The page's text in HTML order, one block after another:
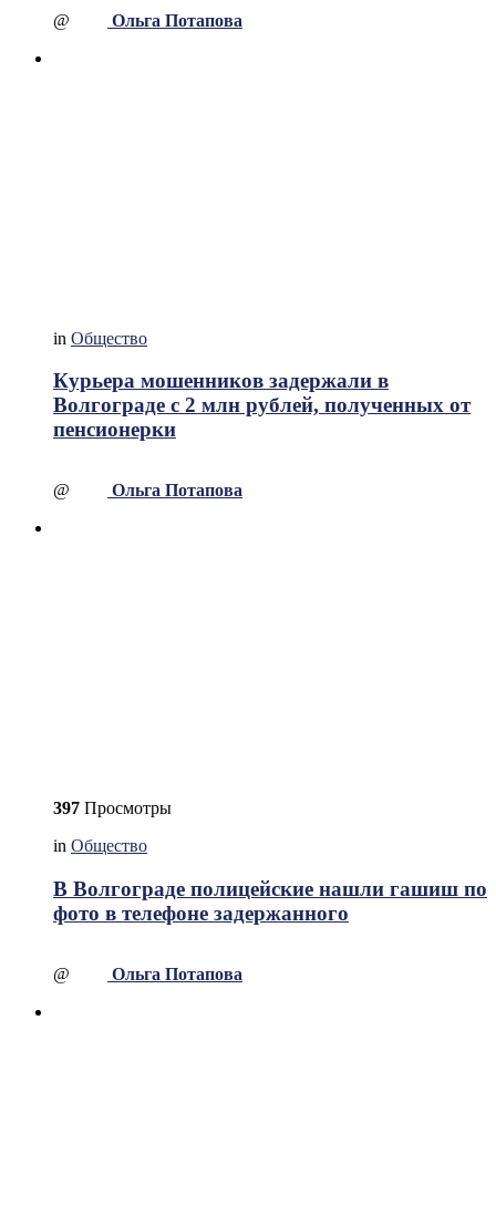
@ Ольга Потапова
in Общество
Курьера мошенников задержали в
Волгограде с 2 млн рублей, полученных от
пенсионерки
@ Ольга Потапова
397 Просмотры
in Общество
В Волгограде полицейские нашли гашиш по
фото в телефоне задержанного
@ Ольга Потапова